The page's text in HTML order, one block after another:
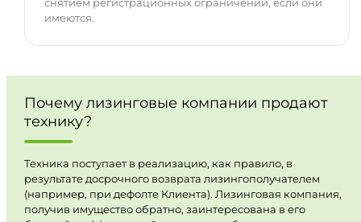
снятием регистрационных ограничений, если они
имеются.
Почему лизинговые компании продают
технику?
Техника поступает в реализацию, как правило, в
результате досрочного возврата лизингополучателем
(например, при дефолте Клиента). Лизинговая компания,
получив имущество обратно, заинтересована в его